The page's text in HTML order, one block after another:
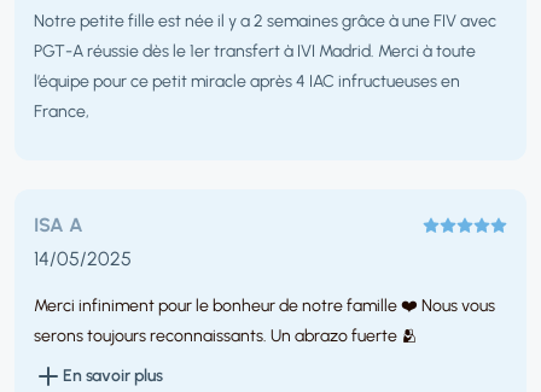
Notre petite fille est née il y a 2 semaines grâce à une FIV avec
PGT-A réussie dès le 1er transfert à IVI Madrid. Merci à toute
l’équipe pour ce petit miracle après 4 IAC infructueuses en
France,
ISA A
14/05/2025
Merci infiniment pour le bonheur de notre famille ❤️ Nous vous
serons toujours reconnaissants. Un abrazo fuerte 🫂
En savoir plus